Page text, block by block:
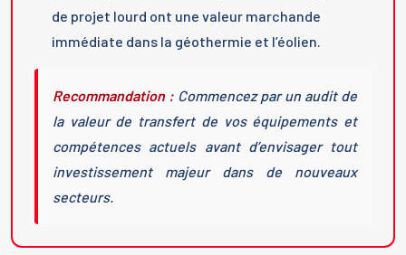
de projet lourd ont une valeur marchande
immédiate dans la géothermie et l’éolien.
Recommandation : Commencez par un audit de
la valeur de transfert de vos équipements et
compétences actuels avant d’envisager tout
investissement majeur dans de nouveaux
secteurs.